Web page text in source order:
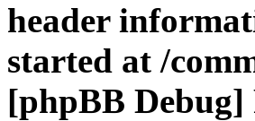
header
started at /
[phpBB Debug]